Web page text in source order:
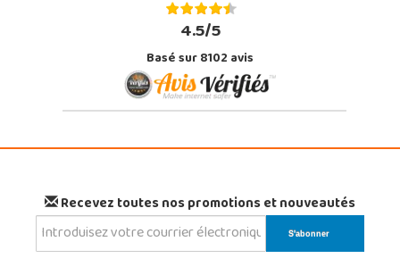
4.5/5
Basé sur 8102 avis
Recevez toutes nos promotions et nouveautés